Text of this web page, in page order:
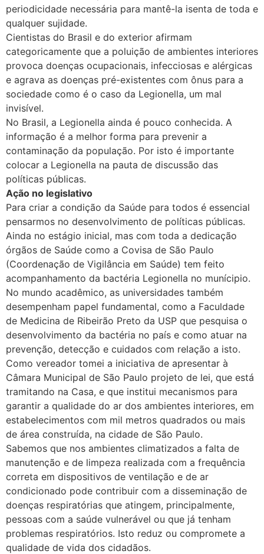
periodicidade necessária para mantê-la isenta de toda e
qualquer sujidade.
Cientistas do Brasil e do exterior afirmam
categoricamente que a poluição de ambientes interiores
provoca doenças ocupacionais, infecciosas e alérgicas
e agrava as doenças pré-existentes com ônus para a
sociedade como é o caso da Legionella, um mal
invisível.
No Brasil, a Legionella ainda é pouco conhecida. A
informação é a melhor forma para prevenir a
contaminação da população. Por isto é importante
colocar a Legionella na pauta de discussão das
políticas públicas.
Ação no legislativo
Para criar a condição da Saúde para todos é essencial
pensarmos no desenvolvimento de políticas públicas.
Ainda no estágio inicial, mas com toda a dedicação
órgãos de Saúde como a Covisa de São Paulo
(Coordenação de Vigilância em Saúde) tem feito
acompanhamento da bactéria Legionella no munícipio.
No mundo acadêmico, as universidades também
desempenham papel fundamental, como a Faculdade
de Medicina de Ribeirão Preto da USP que pesquisa o
desenvolvimento da bactéria no país e como atuar na
prevenção, detecção e cuidados com relação a isto.
Como vereador tomei a iniciativa de apresentar à
Câmara Municipal de São Paulo projeto de lei, que está
tramitando na Casa, e que institui mecanismos para
garantir a qualidade do ar dos ambientes interiores, em
estabelecimentos com mil metros quadrados ou mais
de área construída, na cidade de São Paulo.
Sabemos que nos ambientes climatizados a falta de
manutenção e de limpeza realizada com a frequência
correta em dispositivos de ventilação e de ar
condicionado pode contribuir com a disseminação de
doenças respiratórias que atingem, principalmente,
pessoas com a saúde vulnerável ou que já tenham
problemas respiratórios. Isto reduz ou compromete a
qualidade de vida dos cidadãos.